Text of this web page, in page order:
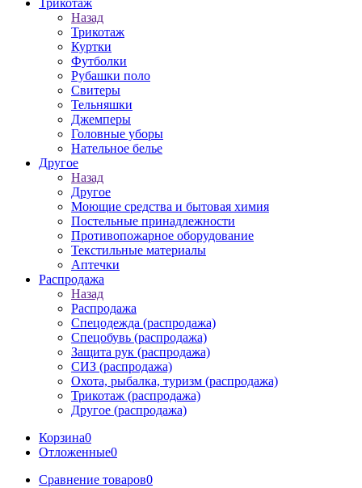
Трикотаж
Назад
Трикотаж
Куртки
Футболки
Рубашки поло
Свитеры
Тельняшки
Джемперы
Головные уборы
Нательное белье
Другое
Назад
Другое
Моющие средства и бытовая химия
Постельные принадлежности
Противопожарное оборудование
Текстильные материалы
Аптечки
Распродажа
Назад
Распродажа
Спецодежда (распродажа)
Спецобувь (распродажа)
Защита рук (распродажа)
СИЗ (распродажа)
Охота, рыбалка, туризм (распродажа)
Трикотаж (распродажа)
Другое (распродажа)
Корзина0
Отложенные0
Сравнение товаров0